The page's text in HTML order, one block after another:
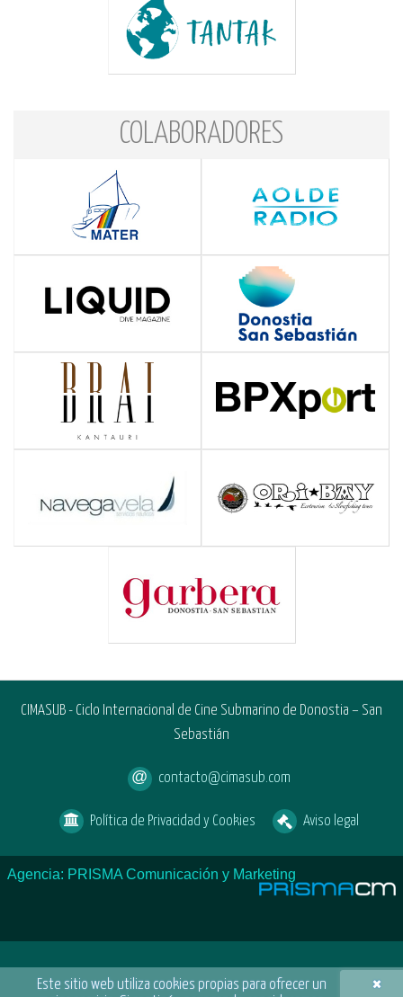
×
Este sitio web utiliza cookies propias para ofrecer un
COLABORADORES
CIMASUB - Ciclo Internacional de Cine Submarino de Donostia – San
Sebastián
contacto@cimasub.com
Política de Privacidad y Cookies Aviso legal
Agencia: PRISMA Comunicación y Marketing